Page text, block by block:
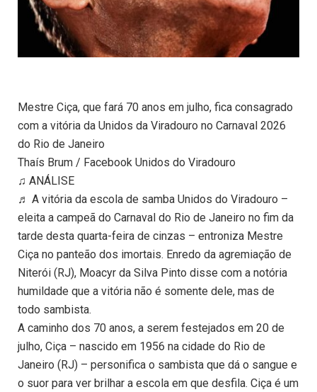
Mestre Ciça, que fará 70 anos em julho, fica consagrado
com a vitória da Unidos da Viradouro no Carnaval 2026
do Rio de Janeiro
Thaís Brum / Facebook Unidos do Viradouro
♫ ANÁLISE
♬ A vitória da escola de samba Unidos do Viradouro –
eleita a campeã do Carnaval do Rio de Janeiro no fim da
tarde desta quarta-feira de cinzas – entroniza Mestre
Ciça no panteão dos imortais. Enredo da agremiação de
Niterói (RJ), Moacyr da Silva Pinto disse com a notória
humildade que a vitória não é somente dele, mas de
todo sambista.
A caminho dos 70 anos, a serem festejados em 20 de
julho, Ciça – nascido em 1956 na cidade do Rio de
Janeiro (RJ) – personifica o sambista que dá o sangue e
o suor para ver brilhar a escola em que desfila. Ciça é um